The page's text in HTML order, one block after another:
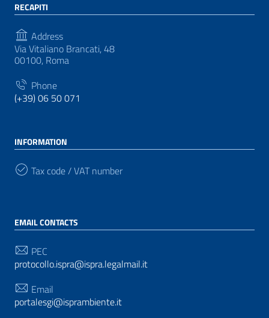
RECAPITI
Address
Via Vitaliano Brancati, 48
00100, Roma
Phone
(+39) 06 50 071
INFORMATION
Tax code / VAT number
EMAIL CONTACTS
PEC
protocollo.ispra@ispra.legalmail.it
Email
portalesgi@isprambiente.it